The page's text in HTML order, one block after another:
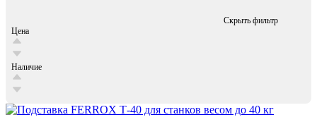
Скрыть фильтр
Цена
Наличие